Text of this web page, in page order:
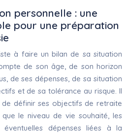
personnelle : une
pour une préparation
à faire un bilan de sa situation
de son âge, de son horizon
de ses dépenses, de sa situation
et de sa tolérance au risque. Il
définir ses objectifs de retraite
le niveau de vie souhaité, les
dépenses liées à la